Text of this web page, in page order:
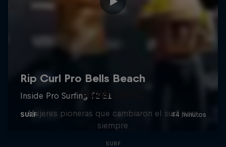
NOW DAYS
Mujeres pioneras que cambiaron el surf para
siempre
SURF